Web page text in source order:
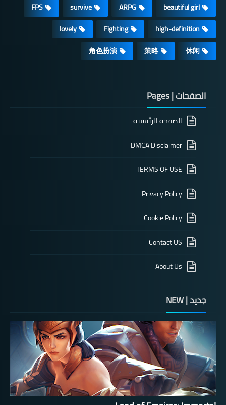
beautiful girl
ARPG
survive
FPS
high-definition
Fighting
lovely
休闲
策略
角色扮演
الصفحات | Pages
الصفحة الرئيسية
DMCA Disclaimer
TERMS OF USE
Privacy Policy
Cookie Policy
Contact US
About Us
جديد | NEW